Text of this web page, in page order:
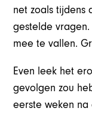
net zoals tijdens
gestelde
mee te vallen.
Even leek het
gevolgen zou
eerste weken na